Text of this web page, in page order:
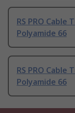
RS PRO Cable
Polyamide 66
RS PRO Cable
Polyamide 66